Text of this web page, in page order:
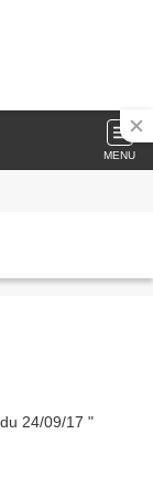
MENU